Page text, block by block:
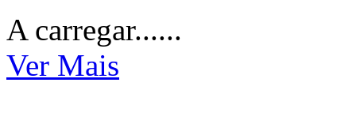
A carregar......
Ver Mais